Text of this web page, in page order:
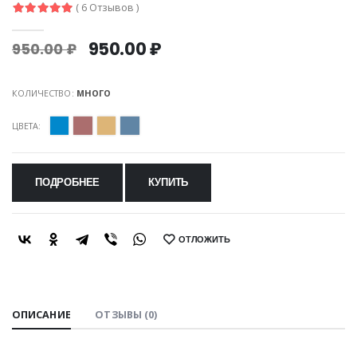
( 6 Отзывов )
950.00 ₽ 950.00 ₽
КОЛИЧЕСТВО: МНОГО
ЦВЕТА:
ПОДРОБНЕЕ КУПИТЬ
SHARE: ОТЛОЖИТЬ
ОПИСАНИЕ ОТЗЫВЫ (0)